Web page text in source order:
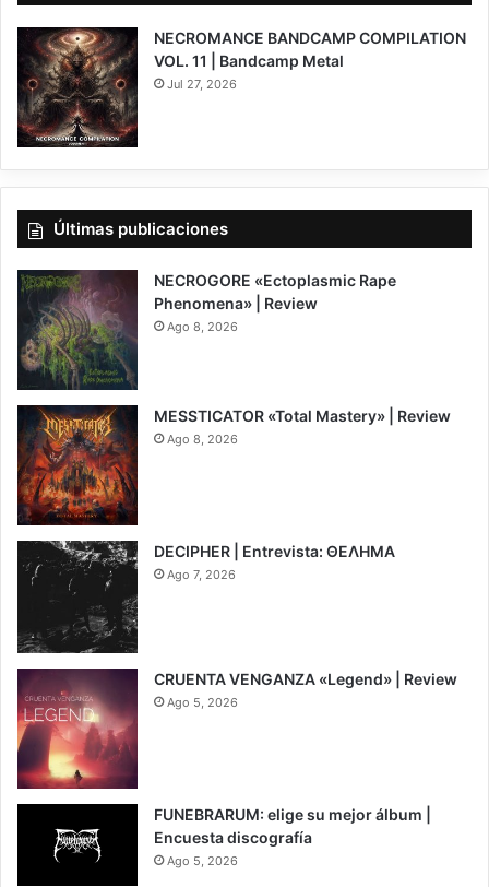
NECROMANCE BANDCAMP COMPILATION
VOL. 11 | Bandcamp Metal
Jul 27, 2026
Últimas publicaciones
NECROGORE «Ectoplasmic Rape
Phenomena» | Review
Ago 8, 2026
6.5
MESSTICATOR «Total Mastery» | Review
Ago 8, 2026
DECIPHER | Entrevista: ΘΕΛΗΜΑ
Ago 7, 2026
7
CRUENTA VENGANZA «Legend» | Review
Ago 5, 2026
FUNEBRARUM: elige su mejor álbum |
Encuesta discografía
Ago 5, 2026